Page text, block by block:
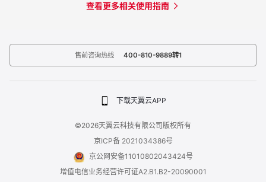
查看更多相关使用指南
售前咨询热线 400-810-9889转1
下载天翼云APP
©2026天翼云科技有限公司版权所有
京ICP备 2021034386号
京公网安备11010802043424号
增值电信业务经营许可证A2.B1.B2-20090001